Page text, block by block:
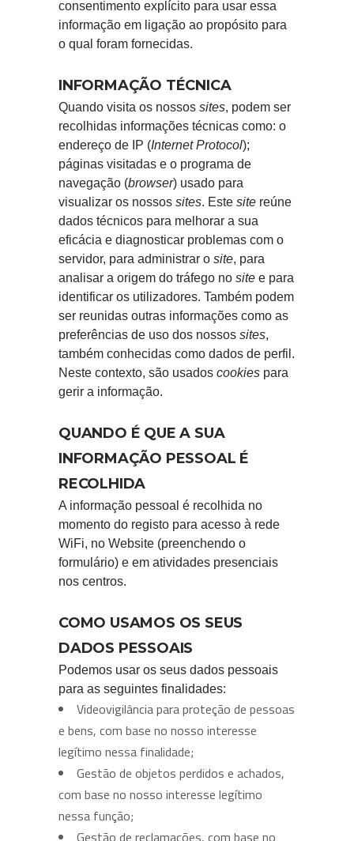
consentimento explícito para usar essa
informação em ligação ao propósito para
o qual foram fornecidas.
INFORMAÇÃO TÉCNICA
Quando visita os nossos sites, podem ser
recolhidas informações técnicas como: o
endereço de IP (Internet Protocol);
páginas visitadas e o programa de
navegação (browser) usado para
visualizar os nossos sites. Este site reúne
dados técnicos para melhorar a sua
eficácia e diagnosticar problemas com o
servidor, para administrar o site, para
analisar a origem do tráfego no site e para
identificar os utilizadores. Também podem
ser reunidas outras informações como as
preferências de uso dos nossos sites,
também conhecidas como dados de perfil.
Neste contexto, são usados cookies para
gerir a informação.
QUANDO É QUE A SUA
INFORMAÇÃO PESSOAL É
RECOLHIDA
A informação pessoal é recolhida no
momento do registo para acesso à rede
WiFi, no Website (preenchendo o
formulário) e em atividades presenciais
nos centros.
COMO USAMOS OS SEUS
DADOS PESSOAIS
Podemos usar os seus dados pessoais
para as seguintes finalidades:
Videovigilância para proteção de pessoas
e bens, com base no nosso interesse
legítimo nessa finalidade;
Gestão de objetos perdidos e achados,
com base no nosso interesse legítimo
nessa função;
Gestão de reclamações, com base no